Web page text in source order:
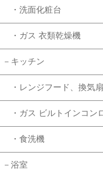
・洗面化粧台
・ガス 衣類乾燥機
－キッチン
・レンジフード、換気扇
・ガス ビルトインコン
・食洗機
－浴室